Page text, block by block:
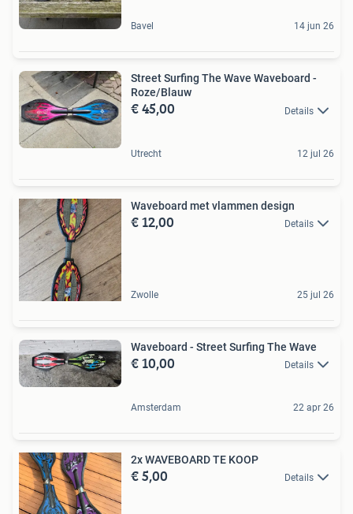
Bavel 14 jun 26
Street Surfing The Wave Waveboard -
Roze/Blauw
€ 45,00 Details
Utrecht 12 jul 26
Waveboard met vlammen design
€ 12,00 Details
Zwolle 25 jul 26
Waveboard - Street Surfing The Wave
€ 10,00 Details
Amsterdam 22 apr 26
2x WAVEBOARD TE KOOP
€ 5,00 Details